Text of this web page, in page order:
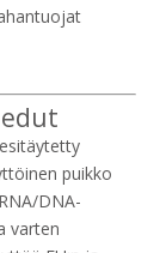
puikko
DNA-
varten